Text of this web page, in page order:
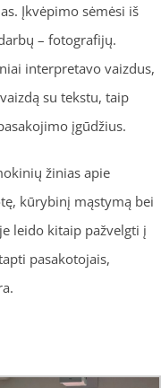
Įkvėpimo sėmėsi iš
– fotografijų.
interpretavo vaizdus,
su tekstu, taip
įgūdžius.
žinias apie
kūrybinį mąstymą bei
leido kitaip pažvelgti į
pasakotojais,